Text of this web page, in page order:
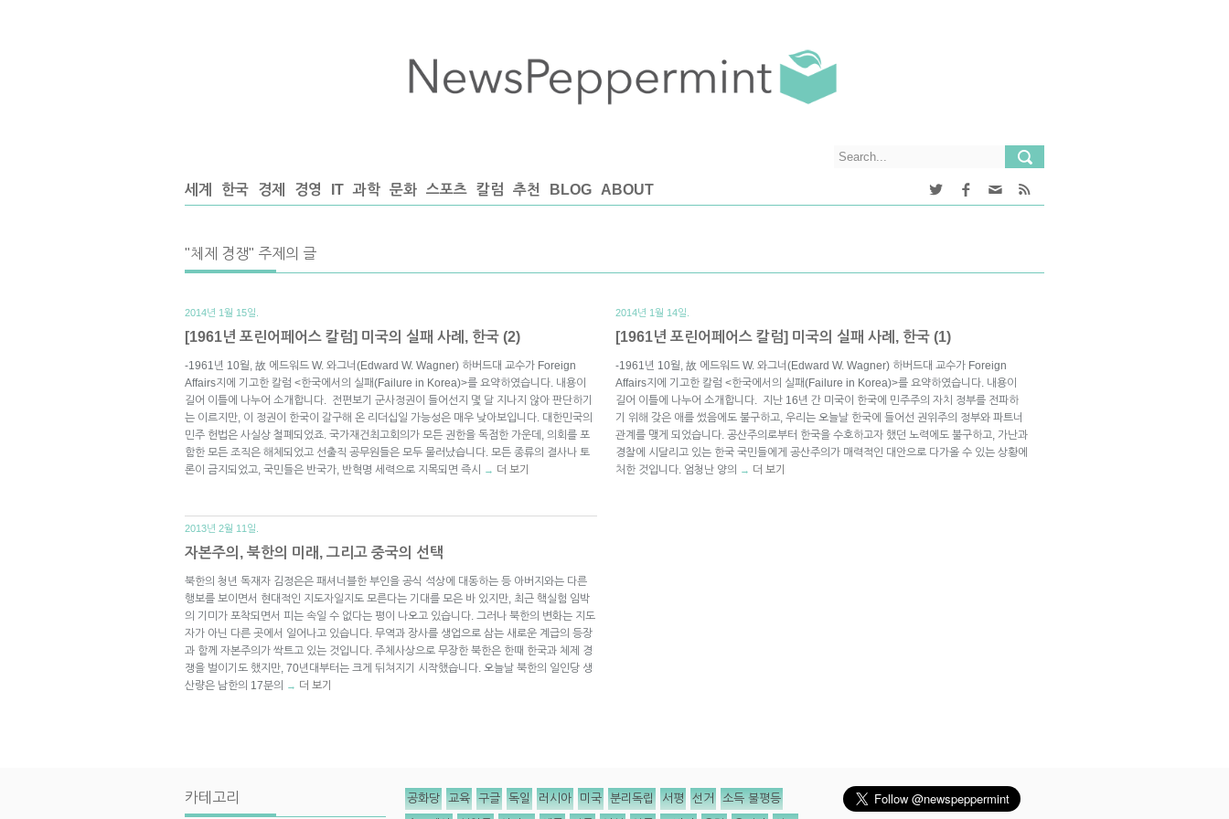
세계 한국 경제 경영 IT 과학 문화 스포츠 칼럼 추천 BLOG ABOUT
"체제 경쟁" 주제의 글
2014년 1월 15일.
[1961년 포린어페어스 칼럼] 미국의 실패 사례, 한국 (2)
-1961년 10월, 故 에드워드 W. 와그너(Edward W. Wagner) 하버드대 교수가 Foreign
Affairs지에 기고한 칼럼 <한국에서의 실패(Failure in Korea)>를 요약하였습니다. 내용이
길어 이틀에 나누어 소개합니다. 전편보기 군사정권이 들어선지 몇 달 지나지 않아 판단하기
는 이르지만, 이 정권이 한국이 갈구해 온 리더십일 가능성은 매우 낮아보입니다. 대한민국의
민주 헌법은 사실상 철폐되었죠. 국가재건최고회의가 모든 권한을 독점한 가운데, 의회를 포
함한 모든 조직은 해체되었고 선출직 공무원들은 모두 물러났습니다. 모든 종류의 결사나 토
론이 금지되었고, 국민들은 반국가, 반혁명 세력으로 지목되면 즉시
→ 더 보기
2014년 1월 14일.
[1961년 포린어페어스 칼럼] 미국의 실패 사례, 한국 (1)
-1961년 10월, 故 에드워드 W. 와그너(Edward W. Wagner) 하버드대 교수가 Foreign
Affairs지에 기고한 칼럼 <한국에서의 실패(Failure in Korea)>를 요약하였습니다. 내용이
길어 이틀에 나누어 소개합니다. 지난 16년 간 미국이 한국에 민주주의 자치 정부를 전파하
기 위해 갖은 애를 썼음에도 불구하고, 우리는 오늘날 한국에 들어선 권위주의 정부와 파트너
관계를 맺게 되었습니다. 공산주의로부터 한국을 수호하고자 했던 노력에도 불구하고, 가난과
경찰에 시달리고 있는 한국 국민들에게 공산주의가 매력적인 대안으로 다가올 수 있는 상황에
처한 것입니다. 엄청난 양의
→ 더 보기
2013년 2월 11일.
자본주의, 북한의 미래, 그리고 중국의 선택
북한의 청년 독재자 김정은은 패셔너블한 부인을 공식 석상에 대동하는 등 아버지와는 다른
행보를 보이면서 현대적인 지도자일지도 모른다는 기대를 모은 바 있지만, 최근 핵실험 임박
의 기미가 포착되면서 피는 속일 수 없다는 평이 나오고 있습니다. 그러나 북한의 변화는 지도
자가 아닌 다른 곳에서 일어나고 있습니다. 무역과 장사를 생업으로 삼는 새로운 계급의 등장
과 함께 자본주의가 싹트고 있는 것입니다. 주체사상으로 무장한 북한은 한때 한국과 체제 경
쟁을 벌이기도 했지만, 70년대부터는 크게 뒤쳐지기 시작했습니다. 오늘날 북한의 일인당 생
산량은 남한의 17분의
→ 더 보기
카테고리 공화당 교육 구글 독일 러시아 미국 분리독립 서평 선거 소득 불평등